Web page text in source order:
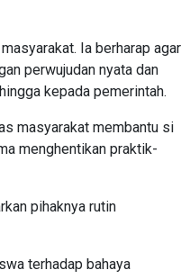
Ia berharap agar
perwujudan nyata dan
kepada pemerintah.
masyarakat membantu si
menghentikan praktik-
pihaknya rutin
terhadap bahaya